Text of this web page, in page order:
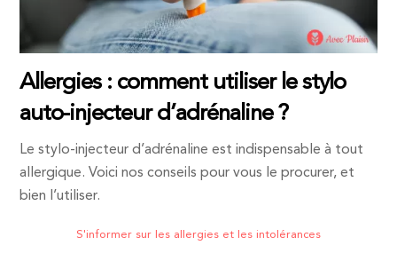
Allergies : comment utiliser le stylo
auto-injecteur d’adrénaline ?
Le stylo-injecteur d’adrénaline est indispensable à tout
allergique. Voici nos conseils pour vous le procurer, et
bien l’utiliser.
S'informer sur les allergies et les intolérances